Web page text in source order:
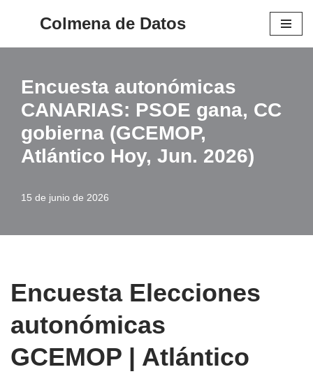
Colmena de Datos
Encuesta autonómicas
CANARIAS: PSOE gana, CC
gobierna (GCEMOP,
Atlántico Hoy, Jun. 2026)
15 de junio de 2026
Encuesta Elecciones
autonómicas
GCEMOP | Atlántico